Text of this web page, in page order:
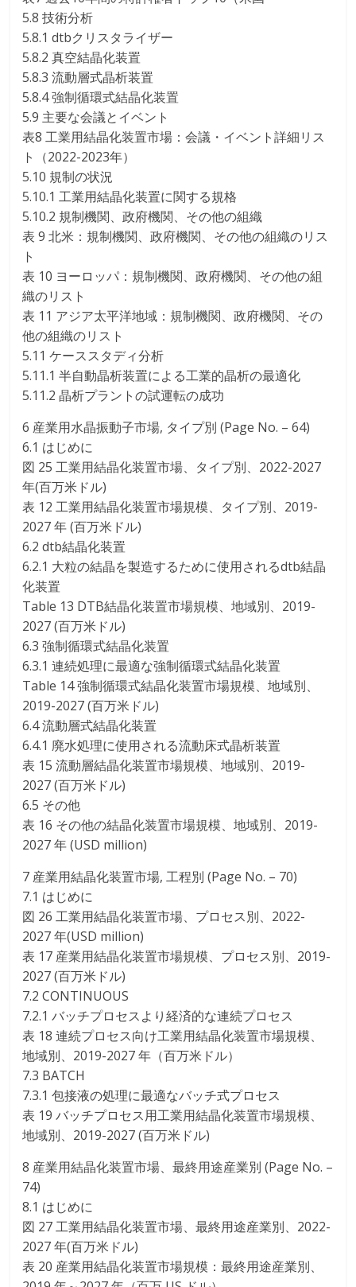
5.8 技術分析
5.8.1 dtbクリスタライザー
5.8.2 真空結晶化装置
5.8.3 流動層式晶析装置
5.8.4 強制循環式結晶化装置
5.9 主要な会議とイベント
表8 工業用結晶化装置市場：会議・イベント詳細リス
ト（2022-2023年）
5.10 規制の状況
5.10.1 工業用結晶化装置に関する規格
5.10.2 規制機関、政府機関、その他の組織
表 9 北米：規制機関、政府機関、その他の組織のリス
ト
表 10 ヨーロッパ：規制機関、政府機関、その他の組
織のリスト
表 11 アジア太平洋地域：規制機関、政府機関、その
他の組織のリスト
5.11 ケーススタディ分析
5.11.1 半自動晶析装置による工業的晶析の最適化
5.11.2 晶析プラントの試運転の成功
6 産業用水晶振動子市場, タイプ別 (Page No. – 64)
6.1 はじめに
図 25 工業用結晶化装置市場、タイプ別、2022-2027
年(百万米ドル)
表 12 工業用結晶化装置市場規模、タイプ別、2019-
2027 年 (百万米ドル)
6.2 dtb結晶化装置
6.2.1 大粒の結晶を製造するために使用されるdtb結晶
化装置
Table 13 DTB結晶化装置市場規模、地域別、2019-
2027 (百万米ドル)
6.3 強制循環式結晶化装置
6.3.1 連続処理に最適な強制循環式結晶化装置
Table 14 強制循環式結晶化装置市場規模、地域別、
2019-2027 (百万米ドル)
6.4 流動層式結晶化装置
6.4.1 廃水処理に使用される流動床式晶析装置
表 15 流動層結晶化装置市場規模、地域別、2019-
2027 (百万米ドル)
6.5 その他
表 16 その他の結晶化装置市場規模、地域別、2019-
2027 年 (USD million)
7 産業用結晶化装置市場, 工程別 (Page No. – 70)
7.1 はじめに
図 26 工業用結晶化装置市場、プロセス別、2022-
2027 年(USD million)
表 17 産業用結晶化装置市場規模、プロセス別、2019-
2027 (百万米ドル)
7.2 CONTINUOUS
7.2.1 バッチプロセスより経済的な連続プロセス
表 18 連続プロセス向け工業用結晶化装置市場規模、
地域別、2019-2027 年（百万米ドル）
7.3 BATCH
7.3.1 包接液の処理に最適なバッチ式プロセス
表 19 バッチプロセス用工業用結晶化装置市場規模、
地域別、2019-2027 (百万米ドル)
8 産業用結晶化装置市場、最終用途産業別 (Page No. –
74)
8.1 はじめに
図 27 工業用結晶化装置市場、最終用途産業別、2022-
2027 年(百万米ドル)
表 20 産業用結晶化装置市場規模：最終用途産業別、